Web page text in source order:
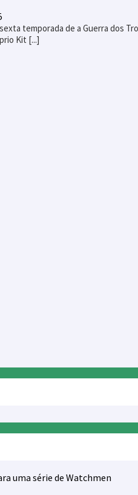
temporada de a Guerra dos
Kit [...]
uma série de Watchmen